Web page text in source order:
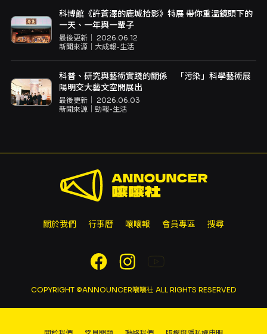
科博館《許蒼澤的鹿城拾影》特展 帶你重溫鏡頭下的
一天、一年與一輩子
最後更新｜ 2026.06.12
新聞來源｜ 大成報-生活
科普、研究與藝術實踐的關係 「污染」科學藝術展
陽明交大藝文空間展出
最後更新｜ 2026.06.03
新聞來源｜ 勁報-生活
關於我們 行事曆 嚷嚷報 會員專區 搜尋
COPYRIGHT ©ANNOUNCER嚷嚷社 ALL RIGHTS RESERVED